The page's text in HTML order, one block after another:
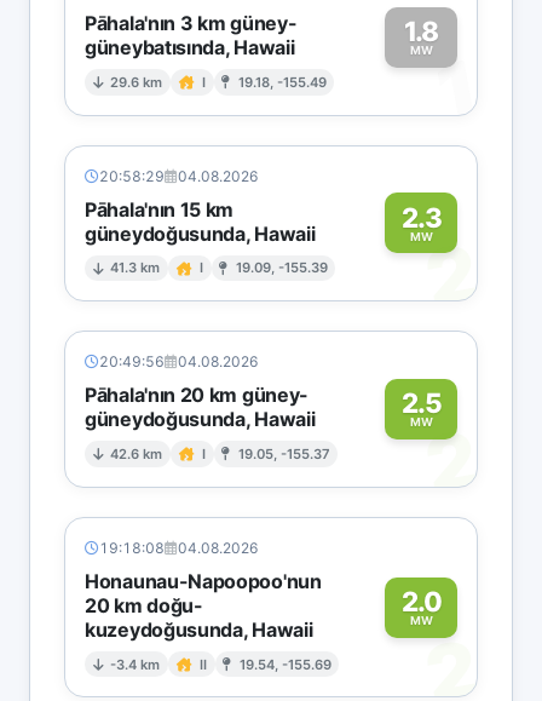
Pāhala'nın 3 km güney-
güneybatısında, Hawaii
29.6 km I 19.18, -155.49
1.8
MW1
20:58:29 04.08.2026
Pāhala'nın 15 km
güneydoğusunda, Hawaii
41.3 km I 19.09, -155.39
2.3
MW2
20:49:56 04.08.2026
Pāhala'nın 20 km güney-
güneydoğusunda, Hawaii
42.6 km I 19.05, -155.37
2.5
MW
2
19:18:08 04.08.2026
Honaunau-Napoopoo'nun
20 km doğu-
kuzeydoğusunda, Hawaii
-3.4 km II 19.54, -155.69
2.0
MW
2